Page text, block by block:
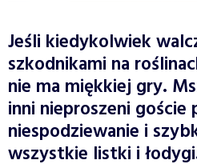
Jeśli kiedykolwiek
szkodnikami na
nie ma miękkiej gry.
inni nieproszeni goście
niespodziewanie i
wszystkie listki i